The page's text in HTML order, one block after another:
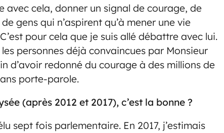
cela, donner un signal de courage, de
gens qui n’aspirent qu’à mener une vie
pour cela que je suis allé débattre avec lui.
personnes déjà convaincues par Monsieur
d’avoir redonné du courage à des millions de
porte-parole.
(après 2012 et 2017), c’est la bonne ?
sept fois parlementaire. En 2017, j’estimais